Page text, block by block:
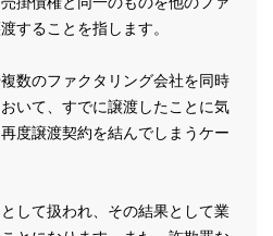
することを指します。
数のファクタリング会社を同時
いて、すでに譲渡したことに気
度譲渡契約を結んでしまうケー
して扱われ、その結果として業